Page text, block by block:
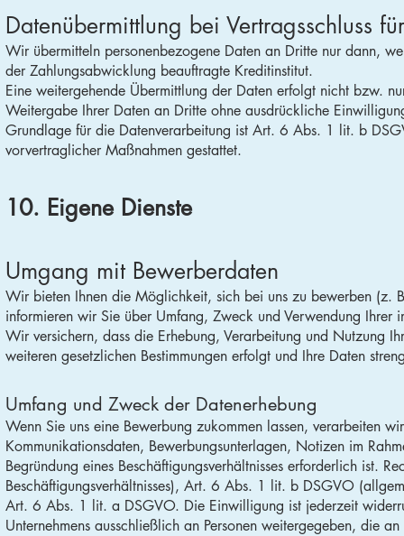
Daten­übermittlung bei Vertragsschluss
Wir übermitteln personenbezogene Daten an Dritte nur dann,
der Zahlungsabwicklung beauftragte Kreditinstitut.
Eine weitergehende Übermittlung der Daten erfolgt nicht bzw.
Weitergabe Ihrer Daten an Dritte ohne ausdrückliche
Grundlage für die Datenverarbeitung ist Art. 6 Abs. 1 lit. b
vorvertraglicher Maßnahmen gestattet.
10. Eigene Dienste
Umgang mit Bewerberdaten
Wir bieten Ihnen die Möglichkeit, sich bei uns zu bewerben (z.
informieren wir Sie über Umfang, Zweck und Verwendung Ihrer
Wir versichern, dass die Erhebung, Verarbeitung und Nutzung
weiteren gesetzlichen Bestimmungen erfolgt und Ihre Daten
Umfang und Zweck der Datenerhebung
Wenn Sie uns eine Bewerbung zukommen lassen, verarbeiten
Kommunikationsdaten, Bewerbungsunterlagen, Notizen im
Begründung eines Beschäftigungsverhältnisses erforderlich ist.
Beschäftigungsverhältnisses), Art. 6 Abs. 1 lit. b DSGVO
Art. 6 Abs. 1 lit. a DSGVO. Die Einwilligung ist jederzeit
Unternehmens ausschließlich an Personen weitergegeben, die